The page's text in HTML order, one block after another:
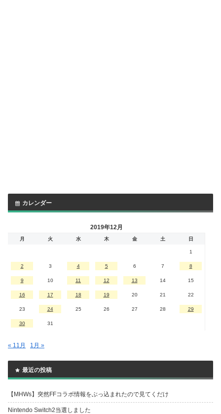
カレンダー
2019年12月
月 火 水 木 金 土 日
1
2 3 4 5 6 7 8
9 10 11 12 13 14 15
16 17 18 19 20 21 22
23 24 25 26 27 28 29
30 31
« 11月 1月 »
最近の投稿
【MHWs】突然FFコラボ情報をぶっ込まれたので見てくだけ
Nintendo Switch2当選しました